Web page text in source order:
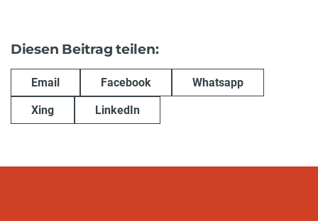
Diesen Beitrag teilen:
Email Facebook Whatsapp
Xing LinkedIn